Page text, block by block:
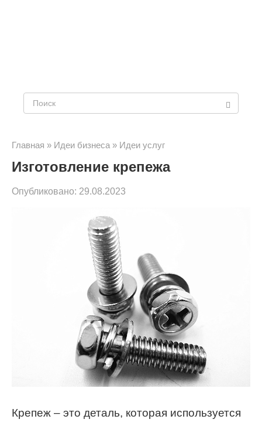
Главная » Идеи бизнеса » Идеи услуг
Изготовление крепежа
Опубликовано: 29.08.2023
Крепеж – это деталь, которая используется